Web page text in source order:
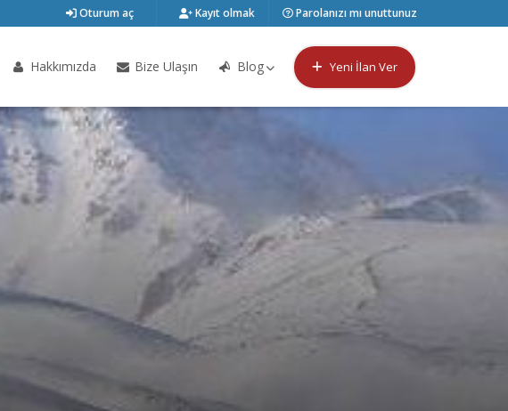
Oturum aç Kayıt olmak Parolanızı mı unuttunuz
Hakkımızda Bize Ulaşın Blog Yeni İlan Ver